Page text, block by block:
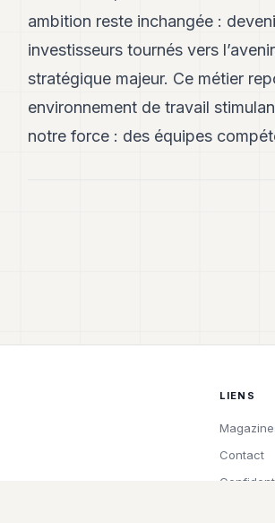
ambition reste inchangée :
investisseurs tournés vers
stratégique majeur. Ce métier
environnement de travail
notre force : des équipes
LIENS
Contact